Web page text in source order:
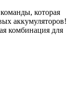
которая
аккумуляторов!
комбинация для